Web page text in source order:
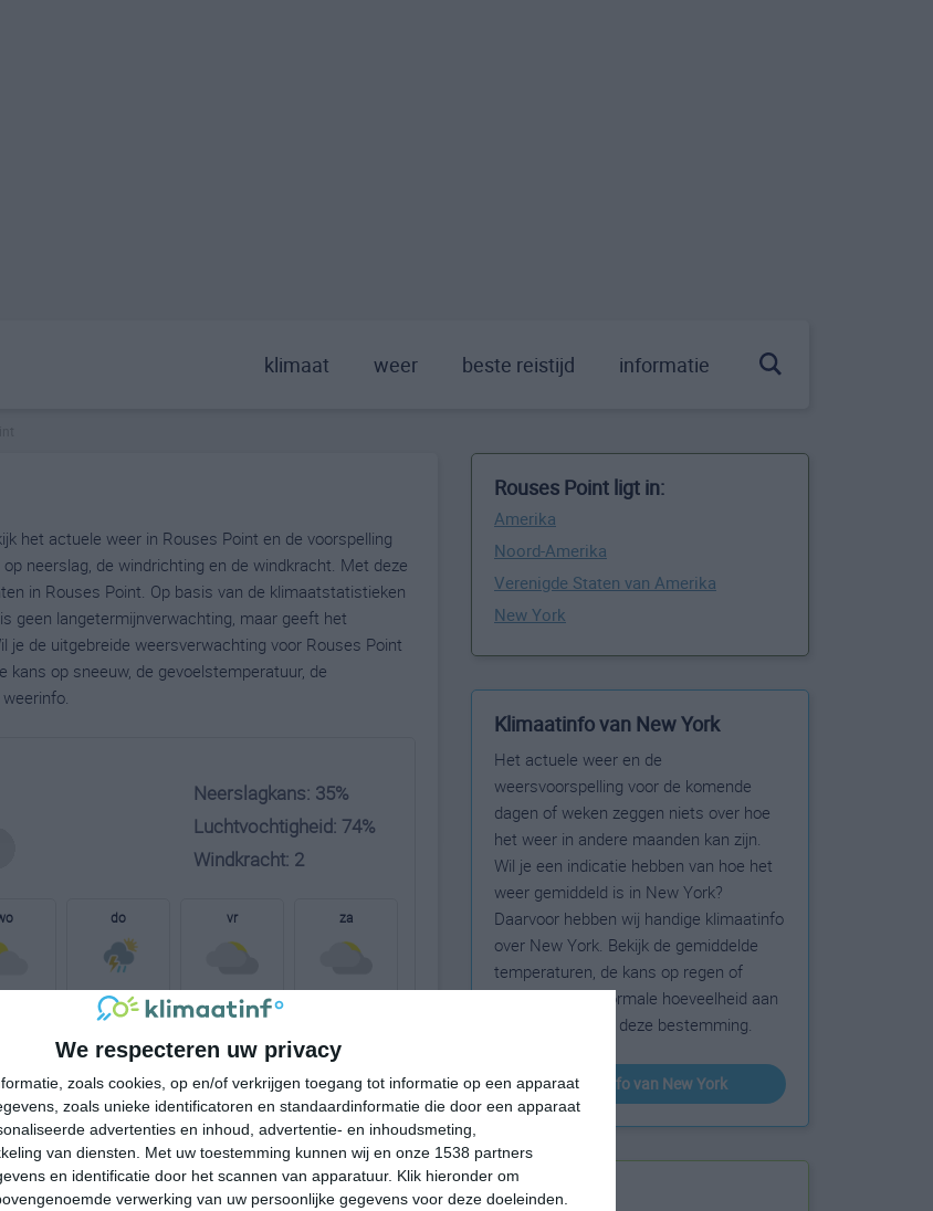
We respecteren uw privacy
zoals cookies, op en/of verkrijgen toegang tot informatie op een apparaat
zoals unieke identificatoren en standaardinformatie die door een apparaat
advertenties en inhoud, advertentie- en inhoudsmeting,
van diensten.
Met uw toestemming kunnen wij en onze 1538 partners
en identificatie door het scannen van apparatuur. Klik hieronder om
verwerking van uw persoonlijke gegevens voor deze doeleinden.
klimaat weer beste reistijd informatie
het actuele weer in Rouses Point en de voorspelling
neerslag, de windrichting en de windkracht. Met deze
in Rouses Point. Op basis van de klimaatstatistieken
geen langetermijnverwachting, maar geeft het
je de uitgebreide weersverwachting voor Rouses Point
op sneeuw, de gevoelstemperatuur, de
Neerslagkans: 35%
Luchtvochtigheid: 74%
Windkracht: 2
do
24° 16°
vr
12°
za
22°C 20°C 19°C 18°C
21:00 00:00 03:00 06:00
Rouses Point ligt in:
Amerika
Noord-Amerika
Verenigde Staten van Amerika
New York
Klimaatinfo van New York
Het actuele weer en de
weersvoorspelling voor de komende
dagen of weken zeggen niets over hoe
het weer in andere maanden kan zijn.
Wil je een indicatie hebben van hoe het
weer gemiddeld is in New York?
Daarvoor hebben wij handige klimaatinfo
over New York. Bekijk de gemiddelde
temperaturen, de kans op regen of
sneeuw en de normale hoeveelheid aan
zonneschijn voor deze bestemming.
klimaatinfo van New York
Beste reistijd